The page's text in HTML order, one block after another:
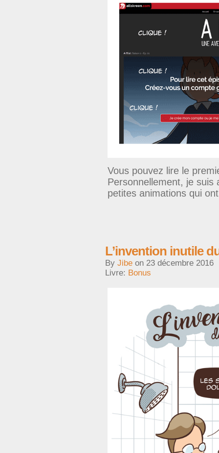
Vous pouvez lire le
Personnellement, je suis
petites animations qui
L’invention inutile
By Jibe on 23 décembre 2016
Livre: Bonus